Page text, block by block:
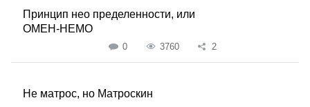
Принцип нео пределенности, или
ОМЕН-НЕМО
0 3760 2
Не матрос, но Матроскин